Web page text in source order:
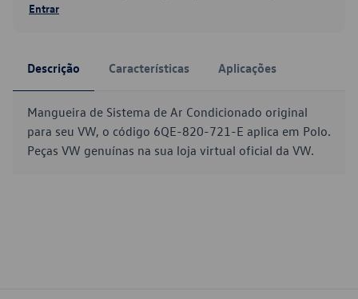
Entrar
Descrição Características Aplicações
Mangueira de Sistema de Ar Condicionado original
para seu VW, o código 6QE-820-721-E aplica em Polo.
Peças VW genuínas na sua loja virtual oficial da VW.